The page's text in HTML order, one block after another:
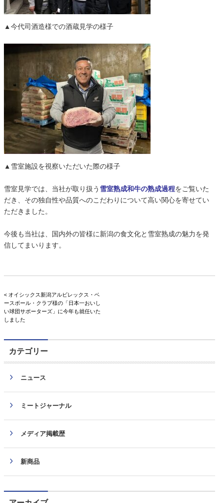
▲今代司酒造様での酒蔵見学の様子
▲雪室施設を視察いただいた際の様子
雪室見学では、当社が取り扱う 雪室熟成和牛の熟成過程をご覧いた
だき、その独自性や品質へのこだわりについて高い関心を寄せてい
ただきました。
今後も当社は、国内外の皆様に新潟の食文化と雪室熟成の魅力を発
信してまいります。
< オイシックス新潟アルビレックス・ベ
ースボール・クラブ様の「日本一おいし
い球団サポーターズ」に今年も就任いた
しました
カテゴリー
ニュース
ミートジャーナル
メディア掲載歴
新商品